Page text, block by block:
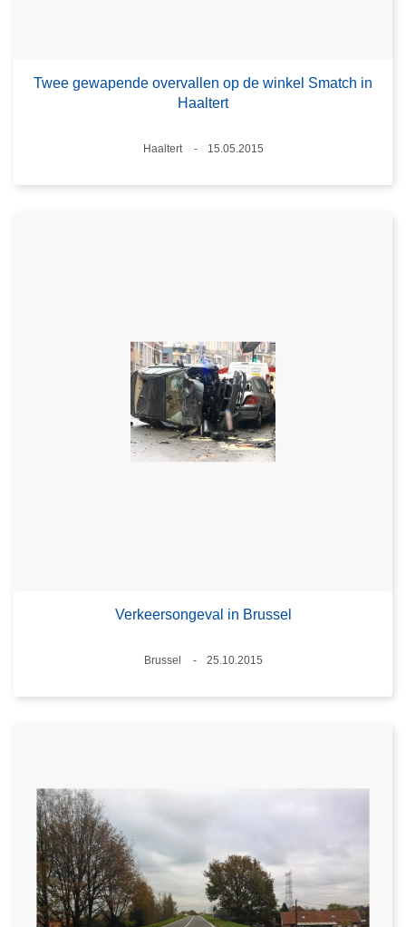
Twee gewapende overvallen op de winkel Smatch in
Haaltert
Plaats
Haaltert
15.05.2015
Verkeersongeval in Brussel
Plaats
Brussel
25.10.2015